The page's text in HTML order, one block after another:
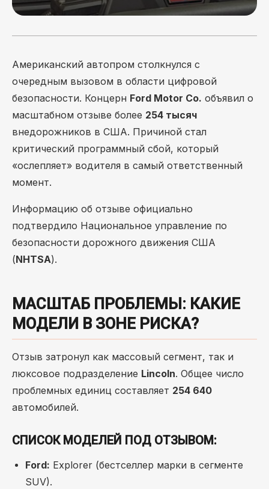
Американский автопром столкнулся с
очередным вызовом в области цифровой
безопасности. Концерн Ford Motor Co. объявил о
масштабном отзыве более 254 тысяч
внедорожников в США. Причиной стал
критический программный сбой, который
«ослепляет» водителя в самый ответственный
момент.
Информацию об отзыве официально
подтвердило Национальное управление по
безопасности дорожного движения США
(NHTSA).
МАСШТАБ ПРОБЛЕМЫ: КАКИЕ
МОДЕЛИ В ЗОНЕ РИСКА?
Отзыв затронул как массовый сегмент, так и
люксовое подразделение Lincoln. Общее число
проблемных единиц составляет 254 640
автомобилей.
СПИСОК МОДЕЛЕЙ ПОД ОТЗЫВОМ:
Ford: Explorer (бестселлер марки в сегменте
SUV).